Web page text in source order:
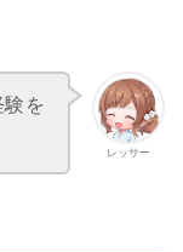
レッサー
を